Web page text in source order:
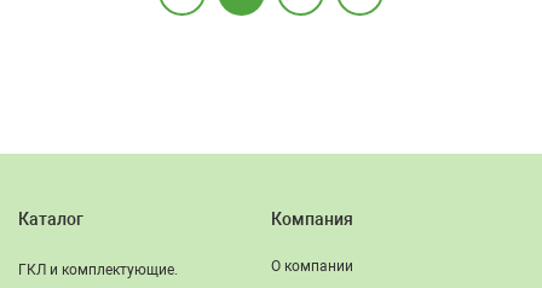
Каталог
ГКЛ и комплектующие.
Компания
О компании